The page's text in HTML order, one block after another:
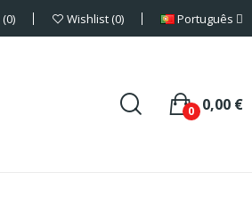
0 Wishlist 0 Português
0,00 €
0